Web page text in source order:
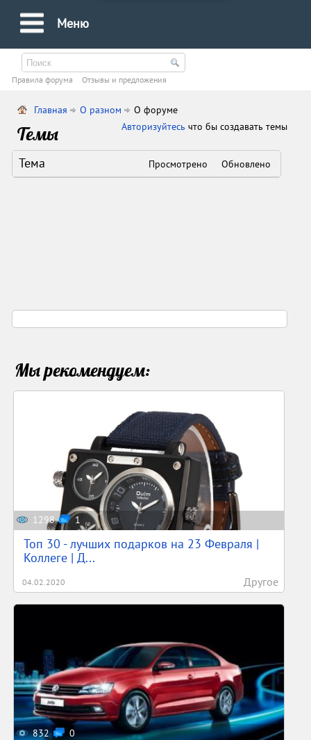
Меню
Правила форума Oтзывы и предложения
Главная О разном
О форуме
Авторизуйтесь что бы создавать темы
Темы
Тема Просмотрено Обновлено
Мы рекомендуем:
1298 1
Топ 30 - лучших подарков на 23 Февраля |
Коллеге | Д...
04.02.2020 Другое
832 0